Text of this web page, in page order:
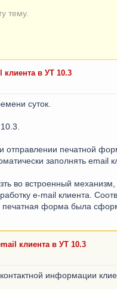
тему.
клиента в УТ 10.3
суток.
отправлении печатной
заполнять email
во встроенный
e-mail клиента.
печатная форма была
клиента в УТ 10.3
информации